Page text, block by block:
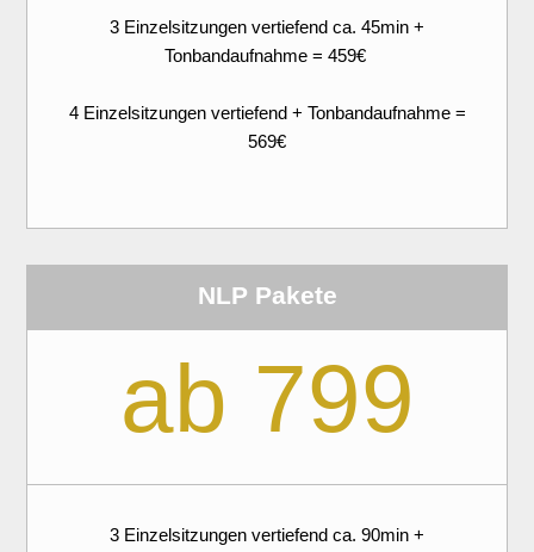
3 Einzelsitzungen vertiefend ca. 45min +
Tonbandaufnahme = 459€
4 Einzelsitzungen vertiefend + Tonbandaufnahme =
569€
NLP Pakete
ab 799
3 Einzelsitzungen vertiefend ca. 90min +